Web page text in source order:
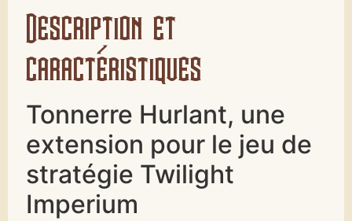
Description et
caractéristiques
Tonnerre Hurlant, une
extension pour le jeu de
stratégie Twilight
Imperium